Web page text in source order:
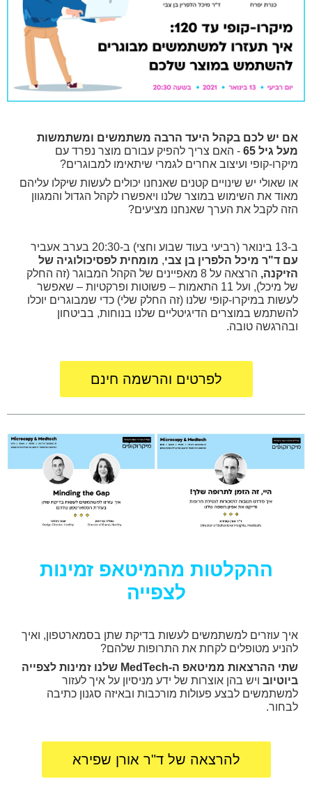
אם יש לכם בקהל היעד הרבה משתמשים ומשתמשות
מעל גיל 65
- האם צריך להפיק עבורם מוצר נפרד עם
מיקרו-קופי ועיצוב אחרים לגמרי שיתאימו למבוגרים?
או שאולי יש שינויים קטנים שאנחנו יכולים לעשות שיקלו עליהם
מאוד את השימוש במוצר שלנו ויאפשרו לקהל הגדול והמגוון
הזה לקבל את הערך שאנחנו מציעים?
ב-13 בינואר (רביעי בעוד שבוע וחצי) ב-20:30 בערב אעביר
עם ד"ר מיכל הלפרין בן צבי, מומחית לפסיכולוגיה של
הזיקנה,
הרצאה על 8 מאפיינים של הקהל המבוגר (זה החלק
של מיכל), ועל 11 התאמות – פשוטות ופרקטיות – שאפשר
לעשות במיקרו-קופי שלנו (זה החלק שלי) כדי שמבוגרים יוכלו
להשתמש במוצרים הדיגיטליים שלנו בנוחות, בביטחון
ובהרגשה טובה.
לפרטים והרשמה חינם
ההקלטות מהמיטאפ זמינות
לצפייה
איך עוזרים למשתמשים לעשות בדיקת שתן בסמארטפון, ואיך
להניע מטופלים לקחת את התרופות שלהם?
שתי ההרצאות ממיטאפ ה-MedTech שלנו זמינות לצפייה
ביוטיוב ויש בהן אוצרות של ידע מניסיון על איך לעזור
למשתמשים לבצע פעולות מורכבות ובאיזה סגנון כתיבה
לבחור.
להרצאה של ד"ר אורן שפירא